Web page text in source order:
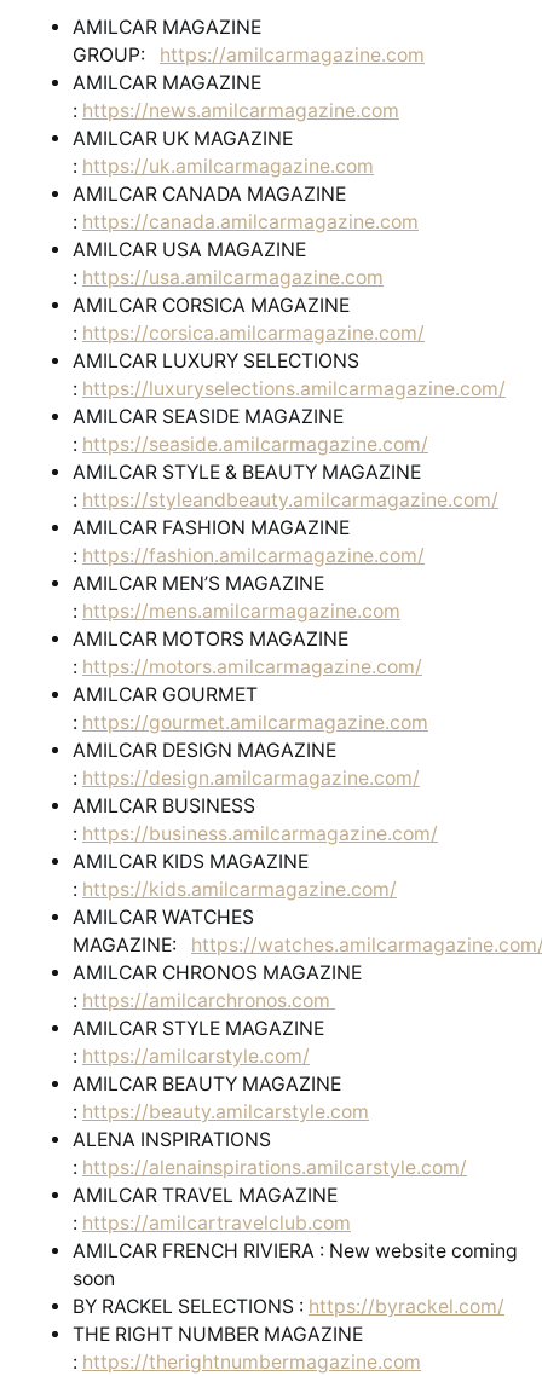
AMILCAR MAGAZINE
GROUP: https://amilcarmagazine.com
AMILCAR MAGAZINE
: https://news.amilcarmagazine.com
AMILCAR UK MAGAZINE
: https://uk.amilcarmagazine.com
AMILCAR CANADA MAGAZINE
: https://canada.amilcarmagazine.com
AMILCAR USA MAGAZINE
: https://usa.amilcarmagazine.com
AMILCAR CORSICA MAGAZINE
: https://corsica.amilcarmagazine.com/
AMILCAR LUXURY SELECTIONS
: https://luxuryselections.amilcarmagazine.com/
AMILCAR SEASIDE MAGAZINE
: https://seaside.amilcarmagazine.com/
AMILCAR STYLE & BEAUTY MAGAZINE
: https://styleandbeauty.amilcarmagazine.com/
AMILCAR FASHION MAGAZINE
: https://fashion.amilcarmagazine.com/
AMILCAR MEN’S MAGAZINE
: https://mens.amilcarmagazine.com
AMILCAR MOTORS MAGAZINE
: https://motors.amilcarmagazine.com/
AMILCAR GOURMET
: https://gourmet.amilcarmagazine.com
AMILCAR DESIGN MAGAZINE
: https://design.amilcarmagazine.com/
AMILCAR BUSINESS
: https://business.amilcarmagazine.com/
AMILCAR KIDS MAGAZINE
: https://kids.amilcarmagazine.com/
AMILCAR WATCHES
MAGAZINE: https://
AMILCAR CHRONOS MAGAZINE
: https://amilcarchronos.com
AMILCAR STYLE MAGAZINE
: https://amilcarstyle.com/
AMILCAR BEAUTY MAGAZINE
: https://beauty.amilcarstyle.com
ALENA INSPIRATIONS
: https://alenainspirations.amilcarstyle.com/
AMILCAR TRAVEL MAGAZINE
: https://amilcartravelclub.com
AMILCAR FRENCH RIVIERA : New website coming
soon
BY RACKEL SELECTIONS : https://byrackel.com/
THE RIGHT NUMBER MAGAZINE
: https://therightnumbermagazine.com